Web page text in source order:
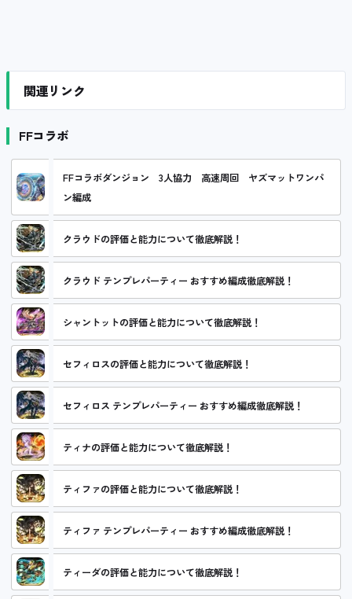
関連リンク
FFコラボ
FFコラボダンジョン 3人協力 高速周回 ヤズマットワンパ
ン編成
クラウドの評価と能力について徹底解説！
クラウド テンプレパーティー おすすめ編成徹底解説！
シャントットの評価と能力について徹底解説！
セフィロスの評価と能力について徹底解説！
セフィロス テンプレパーティー おすすめ編成徹底解説！
ティナの評価と能力について徹底解説！
ティファの評価と能力について徹底解説！
ティファ テンプレパーティー おすすめ編成徹底解説！
ティーダの評価と能力について徹底解説！